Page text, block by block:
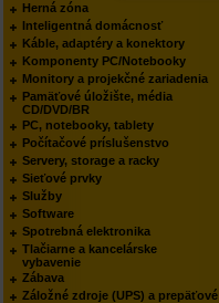
Herná zóna
Inteligentná domácnosť
Káble, adaptéry a konektory
Komponenty PC/Notebooky
Monitory a projekčné zariadenia
Pamäťové úložište, média
CD/DVD/BR
PC, notebooky, tablety
Počítačové príslušenstvo
Servery, storage a racky
Sieťové prvky
Služby
Software
Spotrebná elektronika
Tlačiarne a kancelárske
vybavenie
Zábava
Záložné zdroje (UPS) a prepäťové